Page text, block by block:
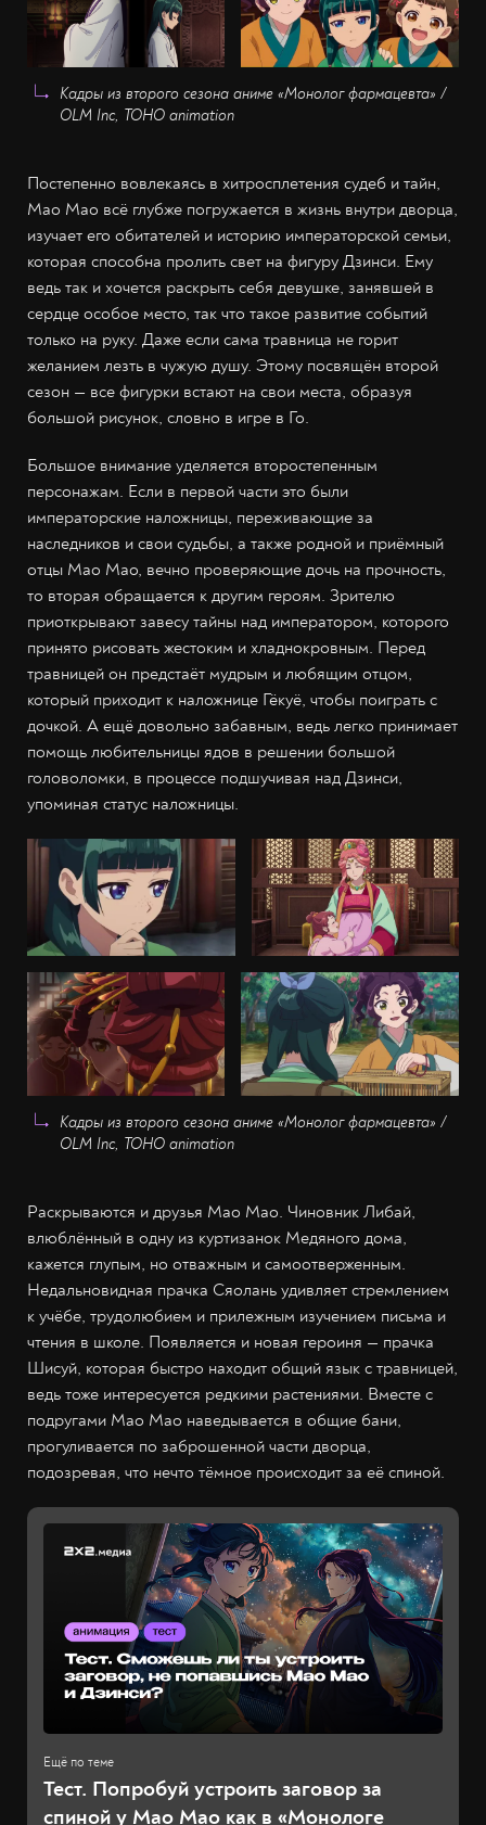
Кадры из второго сезона аниме «Монолог фармацевта» /
OLM Inc, TOHO animation
Постепенно вовлекаясь в хитросплетения судеб и тайн,
Мао Мао всё глубже погружается в жизнь внутри дворца,
изучает его обитателей и историю императорской семьи,
которая способна пролить свет на фигуру Дзинси. Ему
ведь так и хочется раскрыть себя девушке, занявшей в
сердце особое место, так что такое развитие событий
только на руку. Даже если сама травница не горит
желанием лезть в чужую душу. Этому посвящён второй
сезон — все фигурки встают на свои места, образуя
большой рисунок, словно в игре в Го.
Большое внимание уделяется второстепенным
персонажам. Если в первой части это были
императорские наложницы, переживающие за
наследников и свои судьбы, а также родной и приёмный
отцы Мао Мао, вечно проверяющие дочь на прочность,
то вторая обращается к другим героям. Зрителю
приоткрывают завесу тайны над императором, которого
принято рисовать жестоким и хладнокровным. Перед
травницей он предстаёт мудрым и любящим отцом,
который приходит к наложнице Гёкуё, чтобы поиграть с
дочкой. А ещё довольно забавным, ведь легко принимает
помощь любительницы ядов в решении большой
головоломки, в процессе подшучивая над Дзинси,
упоминая статус наложницы.
Кадры из второго сезона аниме «Монолог фармацевта» /
OLM Inc, TOHO animation
Раскрываются и друзья Мао Мао. Чиновник Либай,
влюблённый в одну из куртизанок Медяного дома,
кажется глупым, но отважным и самоотверженным.
Недальновидная прачка Сяолань удивляет стремлением
к учёбе, трудолюбием и прилежным изучением письма и
чтения в школе. Появляется и новая героиня — прачка
Шисуй, которая быстро находит общий язык с травницей,
ведь тоже интересуется редкими растениями. Вместе с
подругами Мао Мао наведывается в общие бани,
прогуливается по заброшенной части дворца,
подозревая, что нечто тёмное происходит за её спиной.
Тест. Попробуй устроить заговор за
спиной у Мао Мао как в «Монологе